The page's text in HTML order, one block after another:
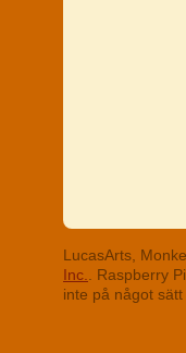
LucasArts,
Inc.
. Raspberry
inte på något